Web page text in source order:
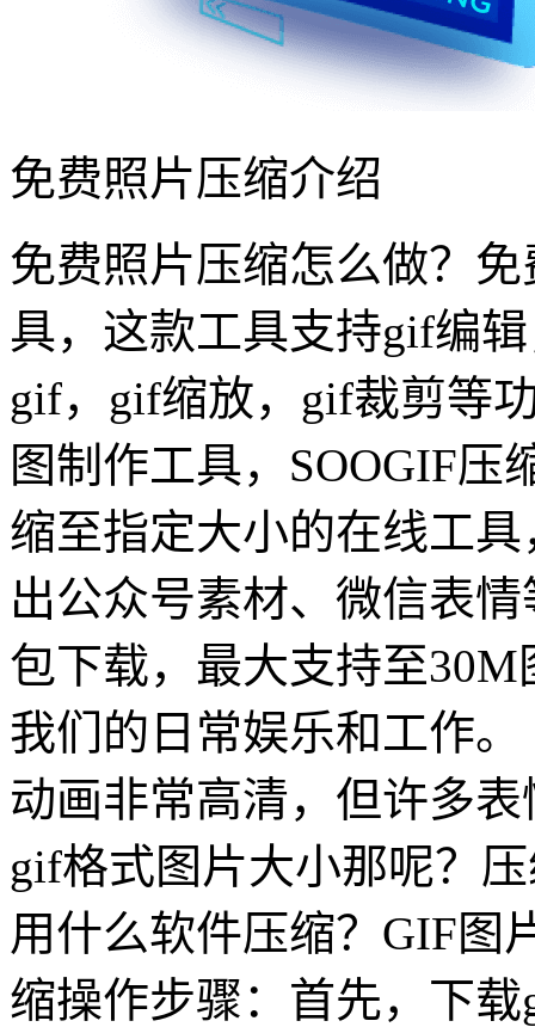
免费照片压缩介绍
免费照片压缩怎么做？
具，这款工具支持gif编
gif，gif缩放，gif裁剪等
图制作工具，SOOGIF
缩至指定大小的在线工
出公众号素材、微信表
包下载，最大支持至
我们的日常娱乐和工作
动画非常高清，但许多
gif格式图片大小那呢？
用什么软件压缩？GIF图
缩操作步骤：首先，下